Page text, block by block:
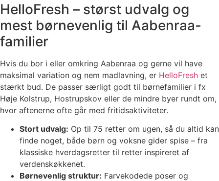
HelloFresh – størst udvalg og
mest børnevenlig til Aabenraa-
familier
Hvis du bor i eller omkring Aabenraa og gerne vil have
maksimal variation og nem madlavning, er HelloFresh et
stærkt bud. De passer særligt godt til børnefamilier i fx
Høje Kolstrup, Hostrupskov eller de mindre byer rundt om,
hvor aftenerne ofte går med fritidsaktiviteter.
Stort udvalg: Op til 75 retter om ugen, så du altid kan
finde noget, både børn og voksne gider spise – fra
klassiske hverdagsretter til retter inspireret af
verdenskøkkenet.
Børnevenlig struktur: Farvekodede poser og